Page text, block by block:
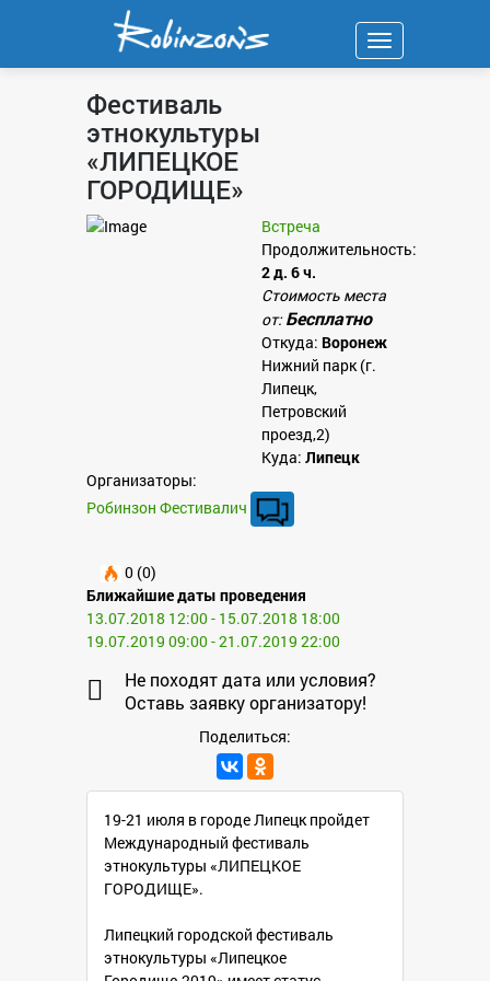
Навигация
Фестиваль
этнокультуры
«ЛИПЕЦКОЕ
ГОРОДИЩЕ»
Встреча
Продолжительность:
2 д. 6 ч.
Стоимость места
от: Бесплатно
Откуда: Воронеж
Нижний парк (г.
Липецк,
Петровский
проезд,2)
Куда: Липецк
Организаторы:
Робинзон Фестивалич
0 (0)
Ближайшие даты проведения
13.07.2018 12:00 - 15.07.2018 18:00
19.07.2019 09:00 - 21.07.2019 22:00
Не походят дата или условия?
Оставь заявку организатору!
Поделиться:
19-21 июля в городе Липецк пройдет
Международный фестиваль
этнокультуры «ЛИПЕЦКОЕ
ГОРОДИЩЕ».
Липецкий городской фестиваль
этнокультуры «Липецкое